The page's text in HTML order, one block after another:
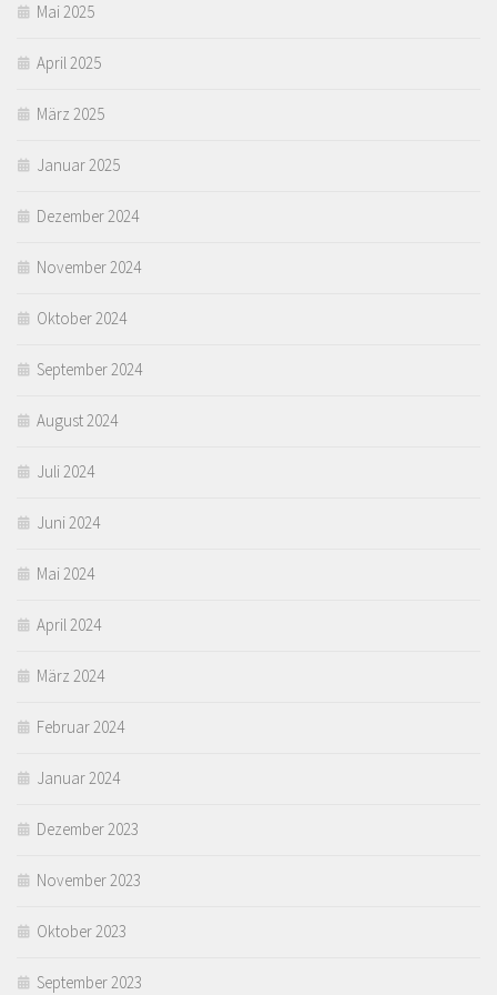
Mai 2025
April 2025
März 2025
Januar 2025
Dezember 2024
November 2024
Oktober 2024
September 2024
August 2024
Juli 2024
Juni 2024
Mai 2024
April 2024
März 2024
Februar 2024
Januar 2024
Dezember 2023
November 2023
Oktober 2023
September 2023